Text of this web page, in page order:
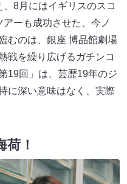
8月にはイギリスのスコ
ーも成功させた、今ノ
むのは、銀座 博品館劇場
戦を繰り広げるガチンコ
19回」は、芸歴19年のジ
に深い意味はなく、実際
！